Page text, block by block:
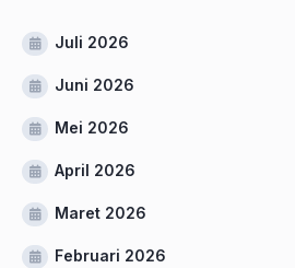
Juli 2026
Juni 2026
Mei 2026
April 2026
Maret 2026
Februari 2026